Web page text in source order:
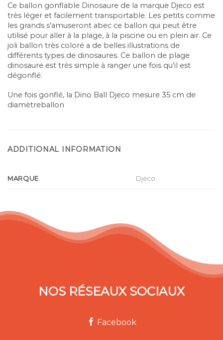
Ce ballon gonflable Dinosaure de la marque Djeco est
très léger et facilement transportable. Les petits comme
les grands s’amuseront abec ce ballon qui peut être
utilisé pour aller à la plage, à la piscine ou en plein air. Ce
joli ballon très coloré a de belles illustrations de
différents types de dinosaures. Ce ballon de plage
dinosaure est très simple à ranger une fois qu’il est
dégonflé.
Une fois gonflé, la Dino Ball Djeco mesure 35 cm de
diamètreballon
ADDITIONAL INFORMATION
MARQUE Djeco
NOS RÉSEAUX SOCIAUX
Facebook